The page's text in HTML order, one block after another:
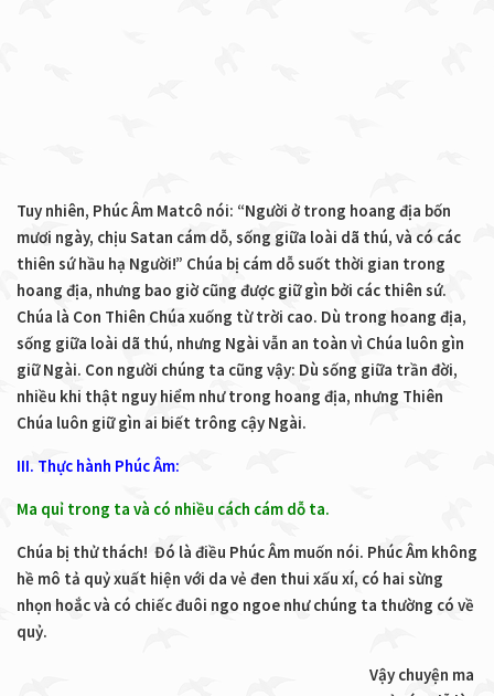
Tuy nhiên, Phúc Âm Matcô nói: “Người ở trong hoang địa bốn
mươi ngày, chịu Satan cám dỗ, sống giữa loài dã thú, và có các
thiên sứ hầu hạ Người!” Chúa bị cám dỗ suốt thời gian trong
hoang địa, nhưng bao giờ cũng được giữ gìn bởi các thiên sứ.
Chúa là Con Thiên Chúa xuống từ trời cao. Dù trong hoang địa,
sống giữa loài dã thú, nhưng Ngài vẫn an toàn vì Chúa luôn gìn
giữ Ngài. Con người chúng ta cũng vậy: Dù sống giữa trần đời,
nhiều khi thật nguy hiểm như trong hoang địa, nhưng Thiên
Chúa luôn giữ gìn ai biết trông cậy Ngài.
III. Thực hành Phúc Âm:
Ma quỉ trong ta và có nhiều cách cám dỗ ta.
Chúa bị thử thách! Đó là điều Phúc Âm muốn nói. Phúc Âm không
hề mô tả quỷ xuất hiện với da vẻ đen thui xấu xí, có hai sừng
nhọn hoắc và có chiếc đuôi ngo ngoe như chúng ta thường có về
quỷ.
Vậy chuyện ma